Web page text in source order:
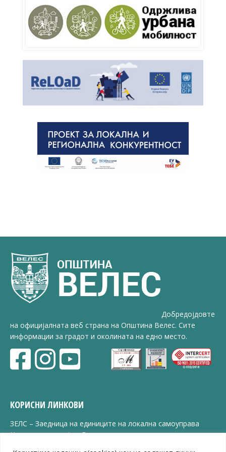
Добредојдовте
на официјалната веб страна на Општина Велес. Сите
информации за градот и околината на едно место.
КОРИСНИ ЛИНКОВИ
ЗЕЛС – Заедница на единиците на локална самоуправа
Центар за развој на Вардарски плански регион